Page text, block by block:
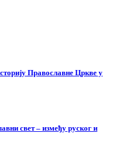
Православне Цркве у
свет – између руског и